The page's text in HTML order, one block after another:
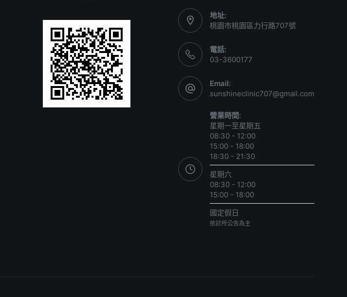
地址:
桃園市桃園區力行路707號
電話:
03-3600177
Email:
sunshineclinic707@gmail.com
營業時間:
星期一至星期五
08:30 - 12:00
15:00 - 18:00
18:30 - 21:30
星期六
08:30 - 12:00
15:00 - 18:00
國定假日
依診所公告為主